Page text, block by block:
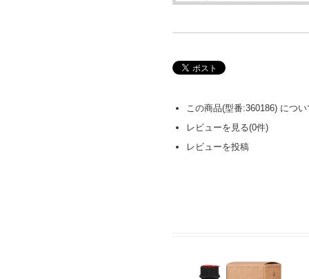
この商品(型番:360186) につ
レビューを見る(0件)
レビューを投稿